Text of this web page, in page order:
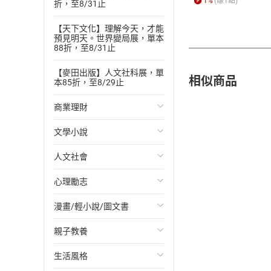
折，至8/31止
【天下文化】理解今天，才能
預見明天。世界變局展，單本
88折，至8/31止
【麥田出版】人文社科展，單
本85折，至8/29止
商業理財
投資理財
經濟/趨勢
財務/金融
管理/領導
職場工作術
成功法
文學小說
歐美文學
日本文學
韓國文學
華文文學
經典文學
人文社會
國際關係
政治
社會科學
台灣/中國歷史
心理勵志
心靈成長/情緒
人際關係
兩性關係
漫畫/輕小說/圖文書
輕小說
奇幻/科幻
親子教養
教育現場
生活風格
相似商品